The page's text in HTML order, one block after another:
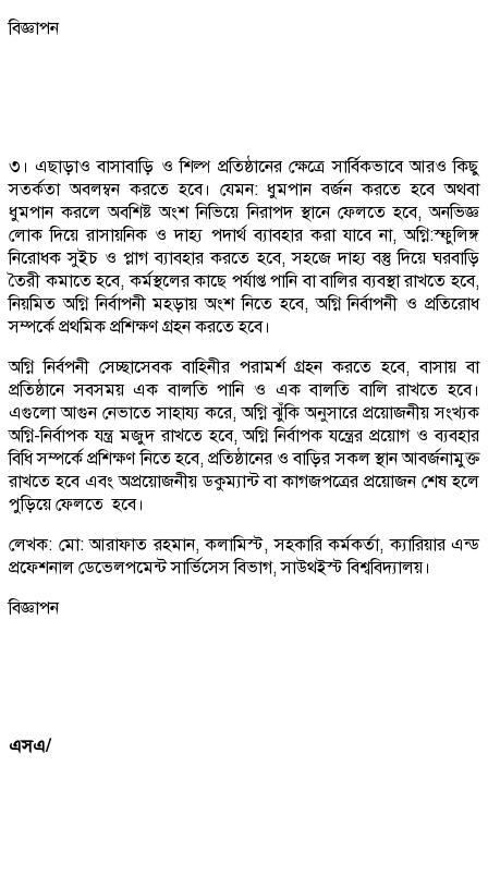
বিজ্ঞাপন
৩। এছাড়াও বাসাবাড়ি ও শিল্প প্রতিষ্ঠানের ক্ষেত্রে সার্বিকভাবে আরও কিছু
সতর্কতা অবলম্বন করতে হবে। যেমন: ধুমপান বর্জন করতে হবে অথবা
ধুমপান করলে অবশিষ্ট অংশ নিভিয়ে নিরাপদ স্থানে ফেলতে হবে, অনভিজ্ঞ
লোক দিয়ে রাসায়নিক ও দাহ্য পদার্থ ব্যাবহার করা যাবে না, অগ্নি:স্ফুলিঙ্গ
নিরোধক সুইচ ও প্লাগ ব্যাবহার করতে হবে, সহজে দাহ্য বস্তু দিয়ে ঘরবাড়ি
তৈরী কমাতে হবে, কর্মস্থলের কাছে পর্যাপ্ত পানি বা বালির ব্যবস্থা রাখতে হবে,
নিয়মিত অগ্নি নির্বাপনী মহড়ায় অংশ নিতে হবে, অগ্নি নির্বাপনী ও প্রতিরোধ
সম্পর্কে প্রথমিক প্রশিক্ষণ গ্রহন করতে হবে।
অগ্নি নির্বপনী সেচ্ছাসেবক বাহিনীর পরামর্শ গ্রহন করতে হবে, বাসায় বা
প্রতিষ্ঠানে সবসময় এক বালতি পানি ও এক বালতি বালি রাখতে হবে।
এগুলো আগুন নেভাতে সাহায্য করে, অগ্নি ঝুঁকি অনুসারে প্রয়োজনীয় সংখ্যক
অগ্নি-নির্বাপক যন্ত্র মজুদ রাখতে হবে, অগ্নি নির্বাপক যন্ত্রের প্রয়োগ ও ব্যবহার
বিধি সম্পর্কে প্রশিক্ষণ নিতে হবে, প্রতিষ্ঠানের ও বাড়ির সকল স্থান আবর্জনামুক্ত
রাখতে হবে এবং অপ্রয়োজনীয় ডকুম্যান্ট বা কাগজপত্রের প্রয়োজন শেষ হলে
পুড়িয়ে ফেলতে হবে।
লেখক: মো: আরাফাত রহমান, কলামিস্ট, সহকারি কর্মকর্তা, ক্যারিয়ার এন্ড
প্রফেশনাল ডেভেলপমেন্ট সার্ভিসেস বিভাগ, সাউথইস্ট বিশ্ববিদ্যালয়।
বিজ্ঞাপন
এসএ/